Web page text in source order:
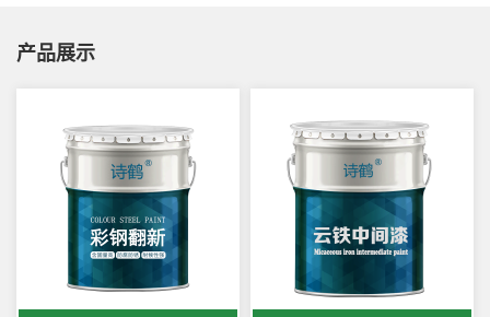
产品展示